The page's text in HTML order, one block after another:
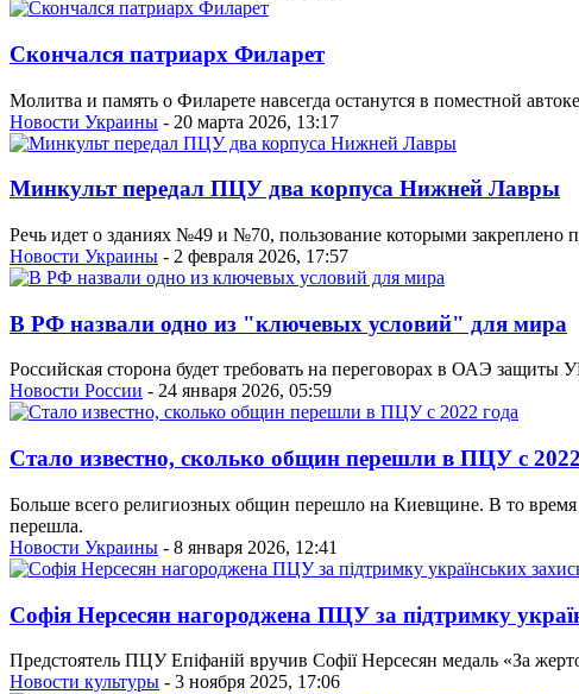
Скончался патриарх Филарет
Молитва и память о Филарете навсегда останутся в поместной
Новости Украины - 20 марта 2026, 13:17
Минкульт передал ПЦУ два корпуса Нижней Лавры
Речь идет о зданиях №49 и №70, пользование которыми закреплено
Новости Украины - 2 февраля 2026, 17:57
В РФ назвали одно из "ключевых условий" для мира
Российская сторона будет требовать на переговорах в ОАЭ
Новости России - 24 января 2026, 05:59
Стало известно, сколько общин перешли в ПЦУ с
Больше всего религиозных общин перешло на Киевщине. В то
перешла.
Новости Украины - 8 января 2026, 12:41
Софія Нерсесян нагороджена ПЦУ за підтримку
Предстоятель ПЦУ Епіфаній вручив Софії Нерсесян медаль «За
Новости культуры - 3 ноября 2025, 17:06